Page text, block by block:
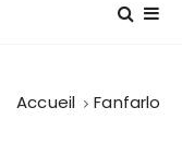
Accueil Fanfarlo